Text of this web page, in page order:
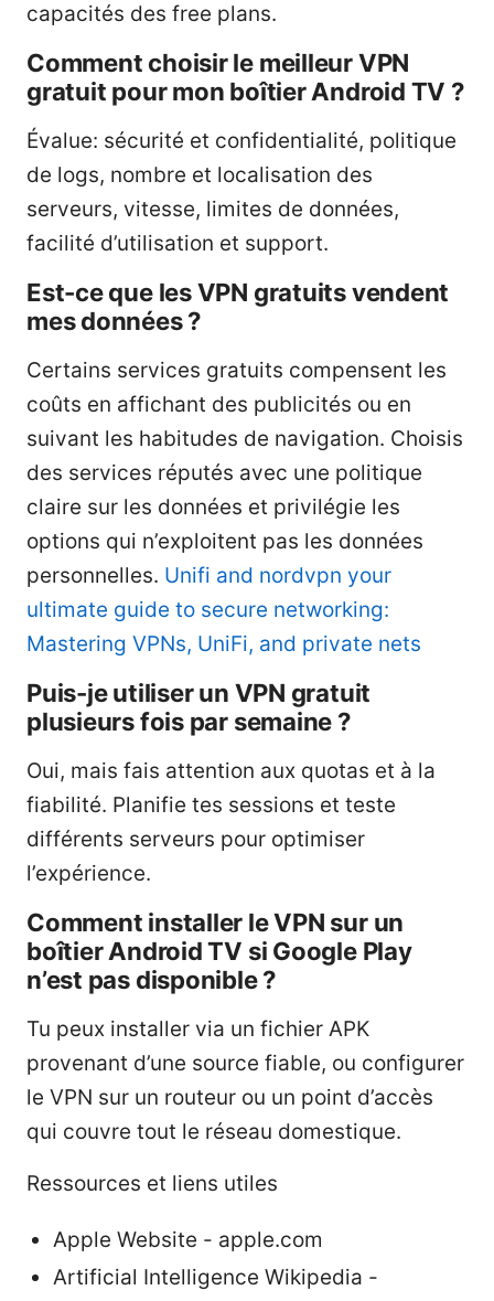
capacités des free plans.
Comment choisir le meilleur VPN
gratuit pour mon boîtier Android TV ?
Évalue: sécurité et confidentialité, politique
de logs, nombre et localisation des
serveurs, vitesse, limites de données,
facilité d’utilisation et support.
Est-ce que les VPN gratuits vendent
mes données ?
Certains services gratuits compensent les
coûts en affichant des publicités ou en
suivant les habitudes de navigation. Choisis
des services réputés avec une politique
claire sur les données et privilégie les
options qui n’exploitent pas les données
personnelles. Unifi and nordvpn your
ultimate guide to secure networking:
Mastering VPNs, UniFi, and private nets
Puis-je utiliser un VPN gratuit
plusieurs fois par semaine ?
Oui, mais fais attention aux quotas et à la
fiabilité. Planifie tes sessions et teste
différents serveurs pour optimiser
l’expérience.
Comment installer le VPN sur un
boîtier Android TV si Google Play
n’est pas disponible ?
Tu peux installer via un fichier APK
provenant d’une source fiable, ou configurer
le VPN sur un routeur ou un point d’accès
qui couvre tout le réseau domestique.
Ressources et liens utiles
Apple Website - apple.com
Artificial Intelligence Wikipedia -